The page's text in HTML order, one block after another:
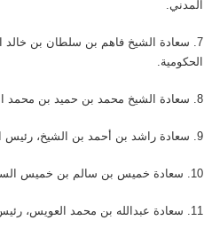
المدني.
7. سعادة الشيخ فاهم بن سلطان بن خالد
الحكومية.
8. سعادة الشيخ محمد بن حميد بن محمد القاسمي، رئيس دائرة الإحصاء والتنمية المجتمعية.
9. سعادة راشد بن أحمد بن الشيخ، رئيس الديوان الأميري.
10. سعادة خميس بن سالم بن خميس السويدي، رئيس دائرة شؤون الضواحي والقرى.
11. سعادة عبدالله بن محمد العويس، رئيس دائرة الثقافة.